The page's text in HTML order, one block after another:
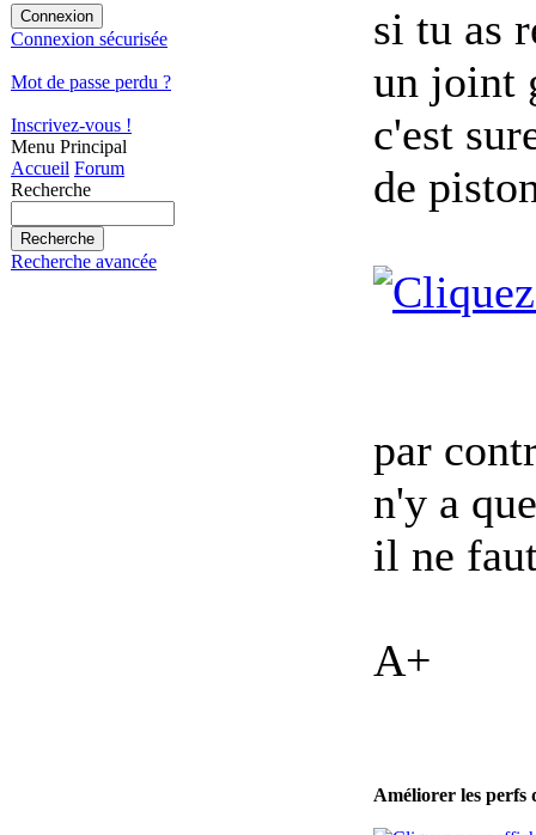
Connexion sécurisée
Mot de passe perdu ?
Inscrivez-vous !
Menu Principal
Accueil Forum
Recherche
Recherche avancée
si tu as
un joint
c'est
de
par
n'y a
il ne
A+
Améliorer les perfs